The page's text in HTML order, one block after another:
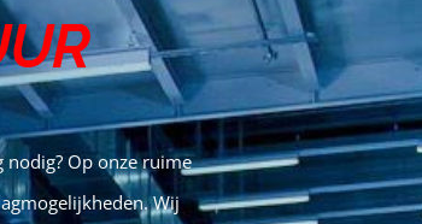
Op onze ruime
Wij